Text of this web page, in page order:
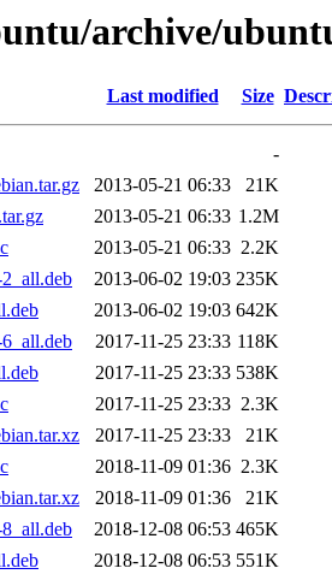
archive/
Last modified Size
-
2013-05-21 06:33
21K
2013-05-21 06:33 1.2M
2013-05-21 06:33 2.2K
2013-06-02 19:03 235K
2013-06-02 19:03 642K
2017-11-25 23:33 118K
2017-11-25 23:33 538K
2017-11-25 23:33 2.3K
2017-11-25 23:33
21K
2018-11-09 01:36 2.3K
2018-11-09 01:36
21K
2018-12-08 06:53 465K
2018-12-08 06:53 551K